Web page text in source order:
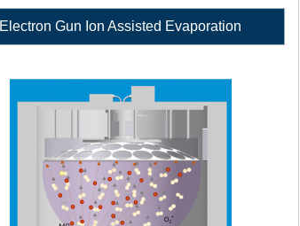
Electron Gun Ion Assisted Evaporation